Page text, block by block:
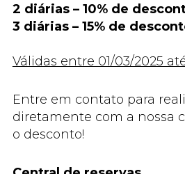
2 diárias – 10% de
3 diárias – 15% de
Válidas entre 01/03/2025
Entre em contato para
diretamente com a nossa
o desconto!